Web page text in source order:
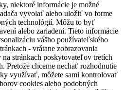
niektoré informácie je možné
vyvolať alebo uložiť vo forme
technológií. Môžu to byť
alebo zariadení. Tieto informácie
vášho používateľského
- vrátane zobrazovania
na stránkach poskytovateľov tretích
Pretože chceme nechať rozhodnutie
využívať, môžete sami kontrolovať
cookies alebo podobných